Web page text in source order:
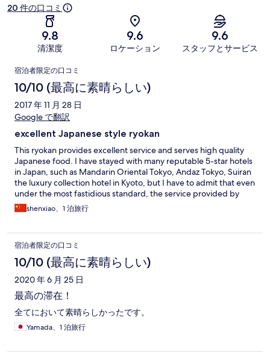
ミ
20 件の口コミ
9.8
清潔度
9.6
ロケーション
9.6
スタッフとサービス
口
コ
ミ
宿泊者限定の口コミ
10/10 (最高に素晴らしい)
2017 年 11 月 28 日
Google で翻訳
excellent Japanese style ryokan
This ryokan provides excellent service and serves high quality
Japanese food. I have stayed with many reputable 5-star hotels
in Japan, such as Mandarin Oriental Tokyo, Andaz Tokyo, Suiran
the luxury collection hotel in Kyoto, but I have to admit that even
under the most fastidious standard, the service provided by
Asaba is impeccable.I have a memorable experience during my
stay at Asaba. Everything is perfect.
shenxiao、1 泊旅行
宿泊者限定の口コミ
10/10 (最高に素晴らしい)
2020 年 6 月 25 日
最高の滞在！
全てにおいて素晴らしかったです。
Yamada、1 泊旅行